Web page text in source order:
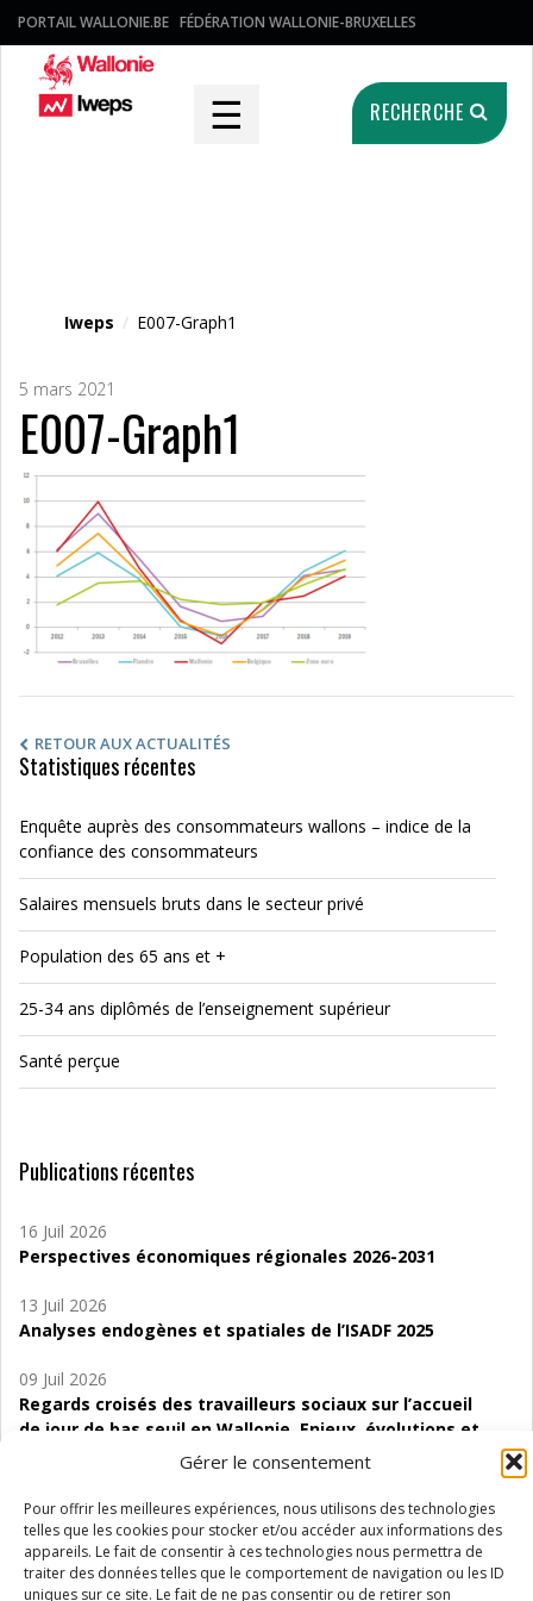
Gérer le consentement
Pour offrir les meilleures expériences, nous utilisons des technologies
telles que les cookies pour stocker et/ou accéder aux informations des
appareils. Le fait de consentir à ces technologies nous permettra de
traiter des données telles que le comportement de navigation ou les ID
uniques sur ce site. Le fait de ne pas consentir ou de retirer son
PORTAIL WALLONIE.BE FÉDÉRATION WALLONIE-BRUXELLES
☰ RECHERCHE
Iweps / E007-Graph1
5 mars 2021
E007-Graph1
RETOUR AUX ACTUALITÉS
Statistiques récentes
Enquête auprès des consommateurs wallons – indice de la
confiance des consommateurs
Salaires mensuels bruts dans le secteur privé
Population des 65 ans et +
25-34 ans diplômés de l’enseignement supérieur
Santé perçue
Publications récentes
16 Juil 2026
Perspectives économiques régionales 2026-2031
13 Juil 2026
Analyses endogènes et spatiales de l’ISADF 2025
09 Juil 2026
Regards croisés des travailleurs sociaux sur l’accueil
de jour de bas seuil en Wallonie. Enjeux, évolutions et
06 Juil 2026
Étude d’évaluabilité des Structures
d’accompagnement à l’autocréation d’emploi (SAACE)